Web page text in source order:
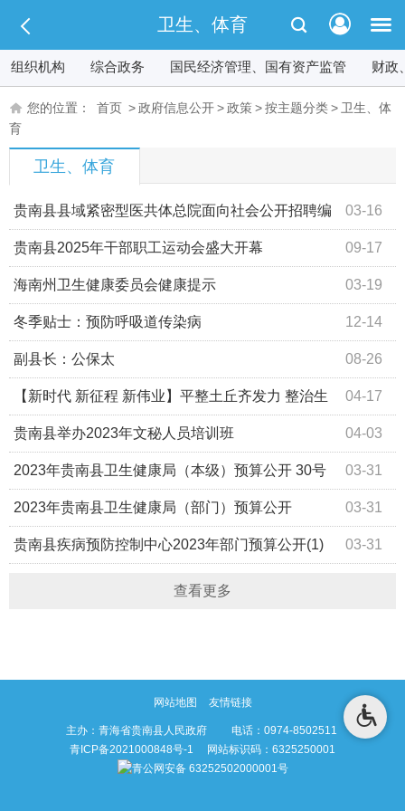
卫生、体育
组织机构 综合政务 国民经济管理、国有资产监管 财政
您的位置： 首页 >政府信息公开>政策>按主题分类> 卫生、体
育
卫生、体育
03-16
贵南县县域紧密型医共体总院面向社会公开招聘编
制外工作人员的公告 09-17
贵南县2025年干部职工运动会盛大开幕
03-19
海南州卫生健康委员会健康提示
12-14
冬季贴士：预防呼吸道传染病
08-26
副县长：公保太
04-17
【新时代 新征程 新伟业】平整土丘齐发力 整治生
态建家园——塔秀乡开展2023年土丘平整活动 04-03
贵南县举办2023年文秘人员培训班
03-31
2023年贵南县卫生健康局（本级）预算公开 30号
03-31
2023年贵南县卫生健康局（部门）预算公开
03-31
贵南县疾病预防控制中心2023年部门预算公开(1)
查看更多
网站地图 友情链接
主办：青海省贵南县人民政府 电话：0974-8502511
青ICP备2021000848号-1 网站标识码：6325250001
青公网安备 63252502000001号